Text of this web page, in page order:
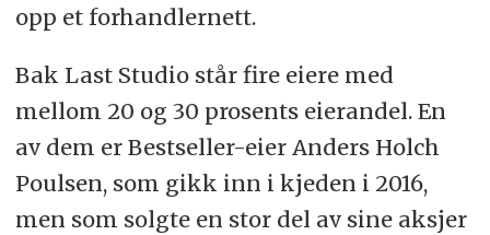
opp et forhandlernett.
Bak Last Studio står fire eiere med
mellom 20 og 30 prosents eierandel. En
av dem er Bestseller-eier Anders Holch
Poulsen, som gikk inn i kjeden i 2016,
men som solgte en stor del av sine aksjer